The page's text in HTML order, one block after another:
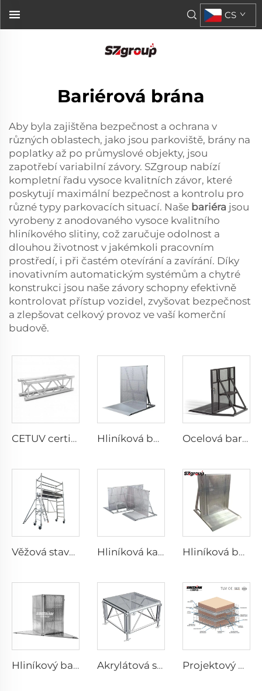
CS
Bariérová brána
Aby byla zajištěna bezpečnost a ochrana v
různých oblastech, jako jsou parkoviště, brány na
poplatky až po průmyslové objekty, jsou
zapotřebí variabilní závory. SZgroup nabízí
kompletní řadu vysoce kvalitních závor, které
poskytují maximální bezpečnost a kontrolu pro
různé typy parkovacích situací. Naše bariéra jsou
vyrobeny z anodovaného vysoce kvalitního
hliníkového slitiny, což zaručuje odolnost a
dlouhou životnost v jakémkoli pracovním
prostředí, i při častém otevírání a zavírání. Díky
inovativním automatickým systémům a chytré
konstrukci jsou naše závory schopny efektivně
kontrolovat přístup vozidel, zvyšovat bezpečnost
a zlepšovat celkový provoz ve vaší komerční
budově.
CETUV certifikovaný hliníkový slitinový trubkový rošt rychlopřípoj pro akce a koncerty Hliníková bariéra Ocelová bariéra
Věžová stavební kostra z aluminia Hliníková kabelová bariéra Hliníková bariérová brána
Hliníkový bariérový roh Akrylátová scéna Projektový návrh stavebního lešení systému